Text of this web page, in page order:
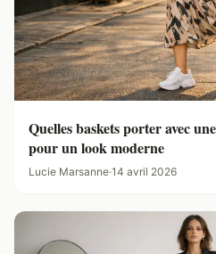
Quelles baskets porter avec
pour un look moderne
Lucie Marsanne·14 avril 2026